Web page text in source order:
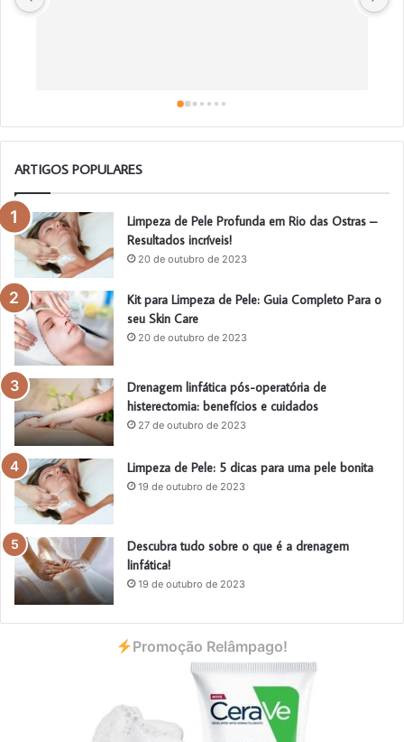
ARTIGOS POPULARES
Limpeza de Pele Profunda em Rio das Ostras –
Resultados incríveis!
20 de outubro de 2023
Kit para Limpeza de Pele: Guia Completo Para o
seu Skin Care
20 de outubro de 2023
Drenagem linfática pós-operatória de
histerectomia: benefícios e cuidados
27 de outubro de 2023
Limpeza de Pele: 5 dicas para uma pele bonita
19 de outubro de 2023
Descubra tudo sobre o que é a drenagem
linfática!
19 de outubro de 2023
Promoção Relâmpago!